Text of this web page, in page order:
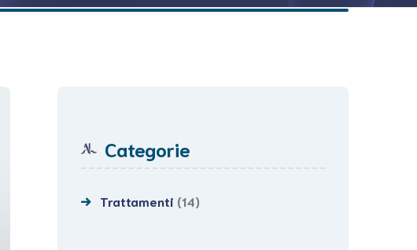
Categorie
Trattamenti (14)